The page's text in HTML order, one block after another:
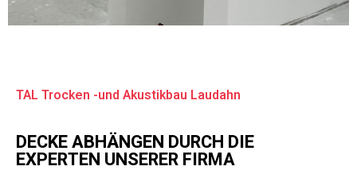
TAL Trocken -und Akustikbau Laudahn
DECKE ABHÄNGEN DURCH DIE
EXPERTEN UNSERER FIRMA